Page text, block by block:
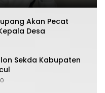
Akan Pecat
Desa
Sekda Kabupaten